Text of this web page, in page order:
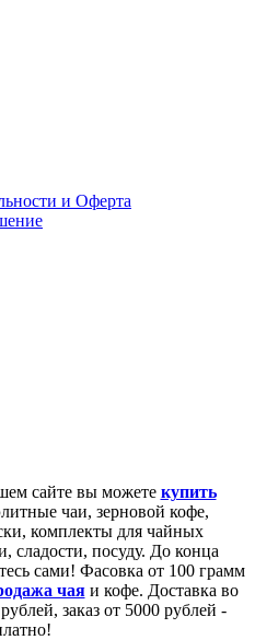
и Оферта
сайте вы можете купить
чаи, зерновой кофе,
комплекты для чайных
сладости, посуду. До конца
сами! Фасовка от 100 грамм
чаяи кофе. Доставка во
заказ от 5000 рублей -